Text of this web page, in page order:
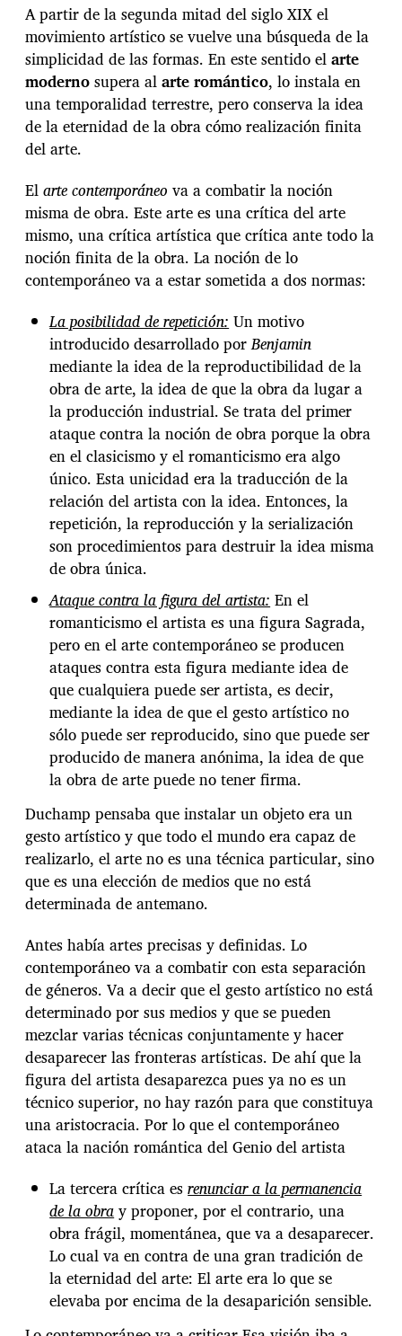
A partir de la segunda mitad del siglo XIX el
movimiento artístico se vuelve una búsqueda de la
simplicidad de las formas. En este sentido elarte
modernosupera alarte romántico, lo instala en
una temporalidad terrestre, pero conserva la idea
de la eternidad de la obra cómo realización finita
del arte.
Elarte contemporáneo va a combatir la noción
misma de obra. Este arte es una crítica del arte
mismo, una crítica artística que crítica ante todo la
noción finita de la obra. La noción de lo
contemporáneo va a estar sometida a dos normas:
La posibilidad de repetición: Un motivo
introducido desarrollado porBenjamin
mediante la idea de la reproductibilidad de la
obra de arte, la idea de que la obra da lugar a
la producción industrial. Se trata del primer
ataque contra la noción de obra porque la obra
en el clasicismo y el romanticismo era algo
único. Esta unicidad era la traducción de la
relación del artista con la idea. Entonces, la
repetición, la reproducción y la serialización
son procedimientos para destruir la idea misma
de obra única.
Ataque contra la figura del artista: En el
romanticismo el artista es una figura Sagrada,
pero en el arte contemporáneo se producen
ataques contra esta figura mediante idea de
que cualquiera puede ser artista, es decir,
mediante la idea de que el gesto artístico no
sólo puede ser reproducido, sino que puede ser
producido de manera anónima, la idea de que
la obra de arte puede no tener firma.
Duchamp pensaba que instalar un objeto era un
gesto artístico y que todo el mundo era capaz de
realizarlo, el arte no es una técnica particular, sino
que es una elección de medios que no está
determinada de antemano.
Antes había artes precisas y definidas. Lo
contemporáneo va a combatir con esta separación
de géneros. Va a decir que el gesto artístico no está
determinado por sus medios y que se pueden
mezclar varias técnicas conjuntamente y hacer
desaparecer las fronteras artísticas. De ahí que la
figura del artista desaparezca pues ya no es un
técnico superior, no hay razón para que constituya
una aristocracia. Por lo que el contemporáneo
ataca la nación romántica del Genio del artista
La tercera crítica esrenunciar a la permanencia
de la obray proponer, por el contrario, una
obra frágil, momentánea, que va a desaparecer.
Lo cual va en contra de una gran tradición de
la eternidad del arte: El arte era lo que se
elevaba por encima de la desaparición sensible.